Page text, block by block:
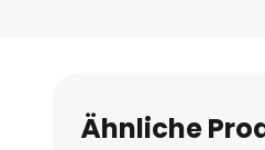
Ähnliche